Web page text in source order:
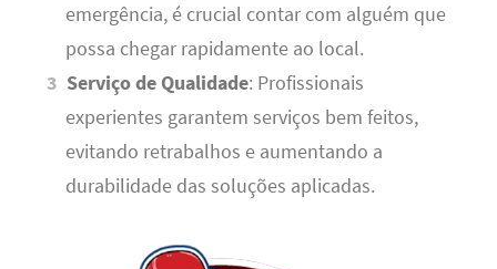
emergência, é crucial contar com alguém que
possa chegar rapidamente ao local.
Serviço de Qualidade: Profissionais
experientes garantem serviços bem feitos,
evitando retrabalhos e aumentando a
durabilidade das soluções aplicadas.